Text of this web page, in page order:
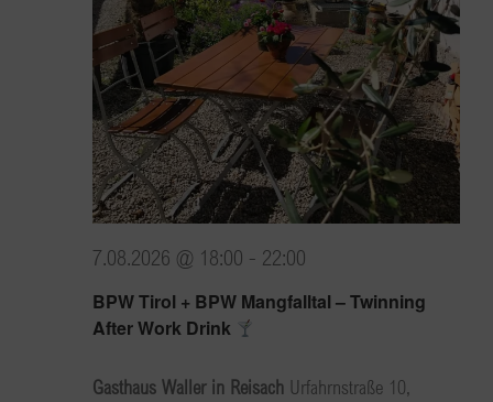
BPW Tirol + BPW Mangfalltal – Twinning
After Work Drink
7.08.2026 @ 18:00 - 22:00
Gasthaus Waller in Reisach Urfahrnstraße 10,